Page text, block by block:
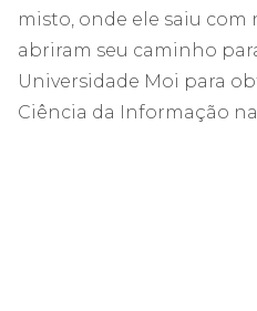
misto, onde ele saiu com
abriram seu caminho
Universidade Moi para
Ciência da Informação na